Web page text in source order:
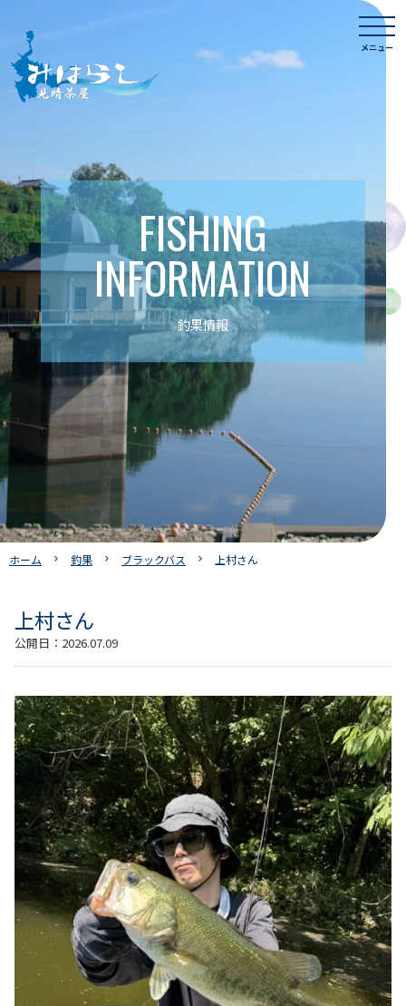
content
メニュー
FISHING
INFORMATION
釣果情報
ホーム 釣果 ブラックバス 上村さん
上村さん
公開日： 2026.07.09